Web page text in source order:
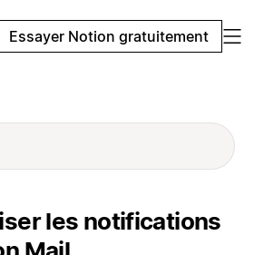
Essayer Notion gratuitement
les notifications